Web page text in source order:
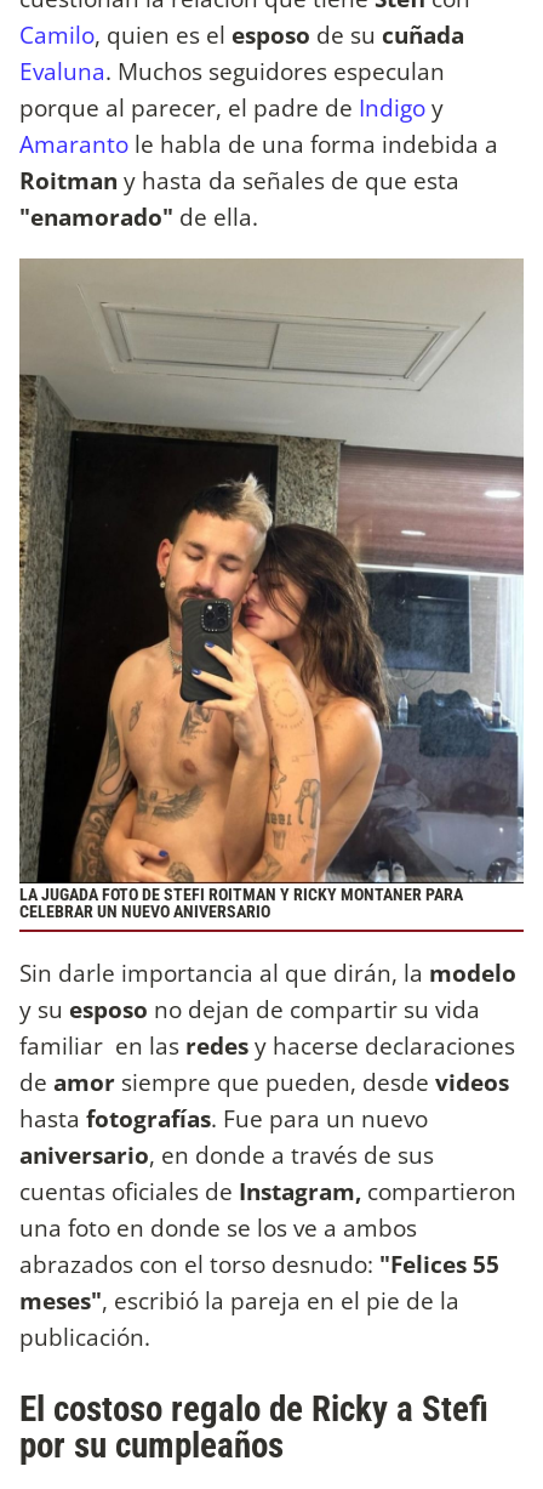
Camilo, quien es el esposo de su cuñada
Evaluna. Muchos seguidores especulan
porque al parecer, el padre de Indigoy
Amaranto le habla de una forma indebida a
Roitman y hasta da señales de que esta
"enamorado" de ella.
LA JUGADA FOTO DE STEFI ROITMAN Y RICKY MONTANER PARA
CELEBRAR UN NUEVO ANIVERSARIO
Sin darle importancia al que dirán, la modelo
y su esposo no dejan de compartir su vida
familiar en las redesy hacerse declaraciones
de amor siempre que pueden, desde videos
hasta fotografías. Fue para un nuevo
aniversario, en donde a través de sus
cuentas oficiales de Instagram, compartieron
una foto en donde se los ve a ambos
abrazados con el torso desnudo: "Felices 55
meses", escribió la pareja en el pie de la
publicación.
El costoso regalo de Ricky a Stefi
por su cumpleaños